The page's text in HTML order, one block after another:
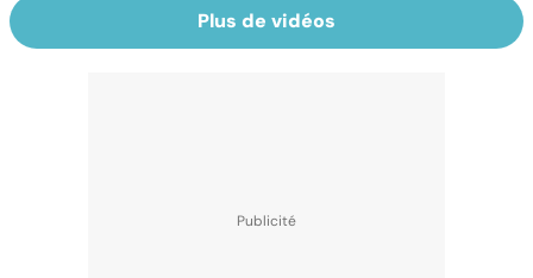
Plus de vidéos